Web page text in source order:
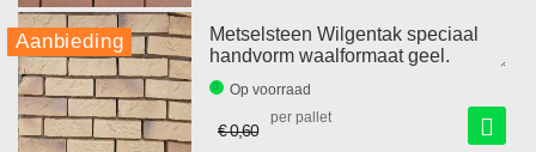
prijs
Aanbieding
Metselsteen Wilgentak speciaal
handvorm waalformaat geel.
Op voorraad
€ 0,60
per pallet